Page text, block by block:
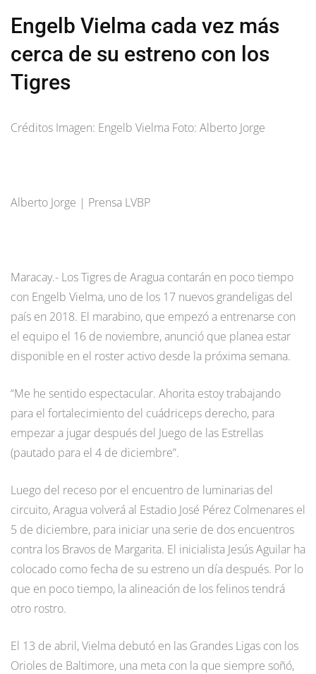
Engelb Vielma cada vez más
cerca de su estreno con los
Tigres
Créditos Imagen: Engelb Vielma Foto: Alberto Jorge
Alberto Jorge | Prensa LVBP
Maracay.- Los Tigres de Aragua contarán en poco tiempo
con Engelb Vielma, uno de los 17 nuevos grandeligas del
país en 2018. El marabino, que empezó a entrenarse con
el equipo el 16 de noviembre, anunció que planea estar
disponible en el roster activo desde la próxima semana.
“Me he sentido espectacular. Ahorita estoy trabajando
para el fortalecimiento del cuádriceps derecho, para
empezar a jugar después del Juego de las Estrellas
(pautado para el 4 de diciembre”.
Luego del receso por el encuentro de luminarias del
circuito, Aragua volverá al Estadio José Pérez Colmenares el
5 de diciembre, para iniciar una serie de dos encuentros
contra los Bravos de Margarita. El inicialista Jesús Aguilar ha
colocado como fecha de su estreno un día después. Por lo
que en poco tiempo, la alineación de los felinos tendrá
otro rostro.
El 13 de abril, Vielma debutó en las Grandes Ligas con los
Orioles de Baltimore, una meta con la que siempre soñó,